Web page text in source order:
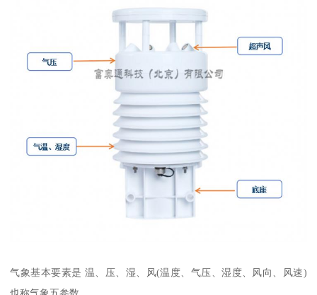
气象基本要素是 温、压、湿、风(温度、气压、湿度、风向、风速)